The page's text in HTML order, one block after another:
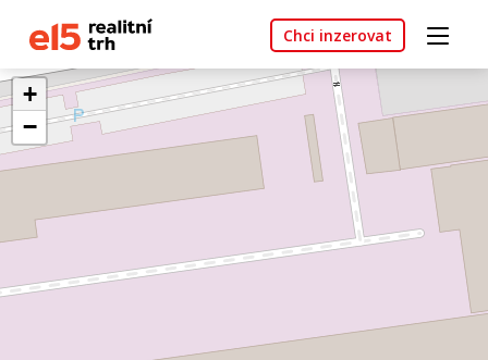
Chci inzerovat
+
−